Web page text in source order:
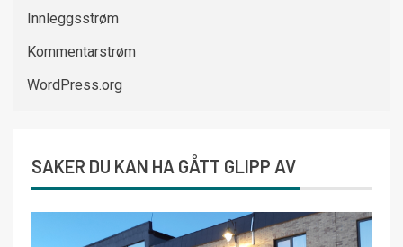
Innleggsstrøm
Kommentarstrøm
WordPress.org
SAKER DU KAN HA GÅTT GLIPP AV